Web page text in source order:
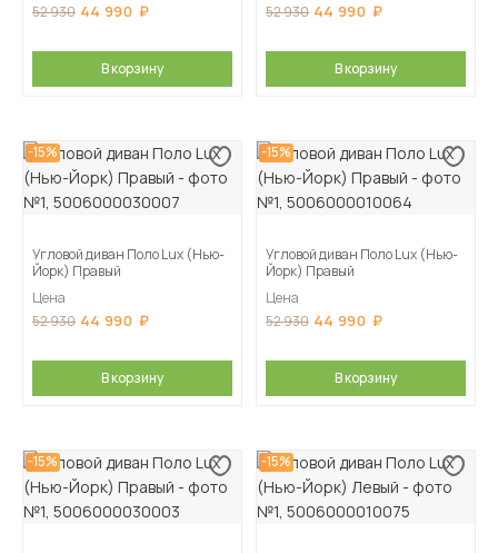
52 930 44 990
В корзину
52 930 44 990
В корзину
-15%
Угловой диван Поло Lux (Нью-
Йорк) Правый
Цена
52 930 44 990
В корзину
-15%
Угловой диван Поло Lux (Нью-
Йорк) Правый
Цена
52 930 44 990
В корзину
-15% -15%